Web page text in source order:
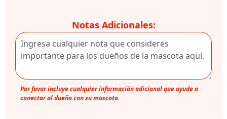
Notas Adicionales:
Por favor incluye cualquier información adicional que ayude a
conectar al dueño con su mascota.